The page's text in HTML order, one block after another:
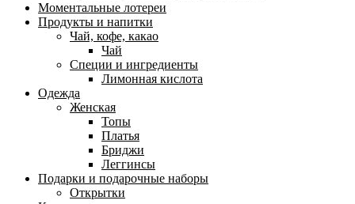
Моментальные лотереи
Продукты и напитки
Чай, кофе, какао
Чай
Специи и ингредиенты
Лимонная кислота
Одежда
Женская
Топы
Платья
Бриджи
Леггинсы
Подарки и подарочные наборы
Открытки